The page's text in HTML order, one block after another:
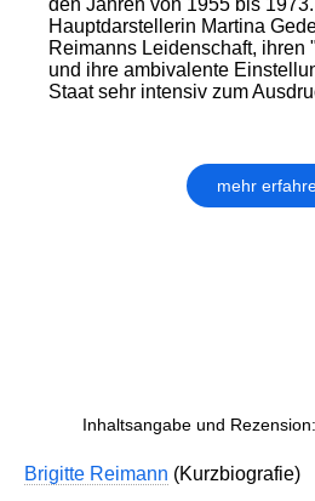
den Jahren von 1955 bis
Hauptdarstellerin Martina
Reimanns Leidenschaft, ihren
und ihre ambivalente
Staat sehr intensiv zum
mehr
Inhaltsangabe und
Brigitte Reimann (Kurzbiografie)